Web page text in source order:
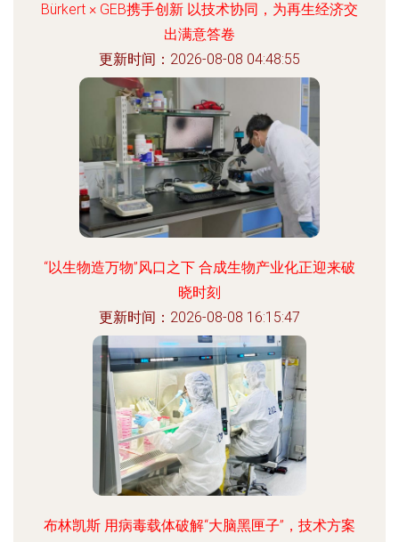
Bürkert × GEB携手创新 以技术协同，为再生经济交
出满意答卷
更新时间：2026-08-08 04:48:55
“以生物造万物”风口之下 合成生物产业化正迎来破
晓时刻
更新时间：2026-08-08 16:15:47
布林凯斯 用病毒载体破解“大脑黑匣子”，技术方案